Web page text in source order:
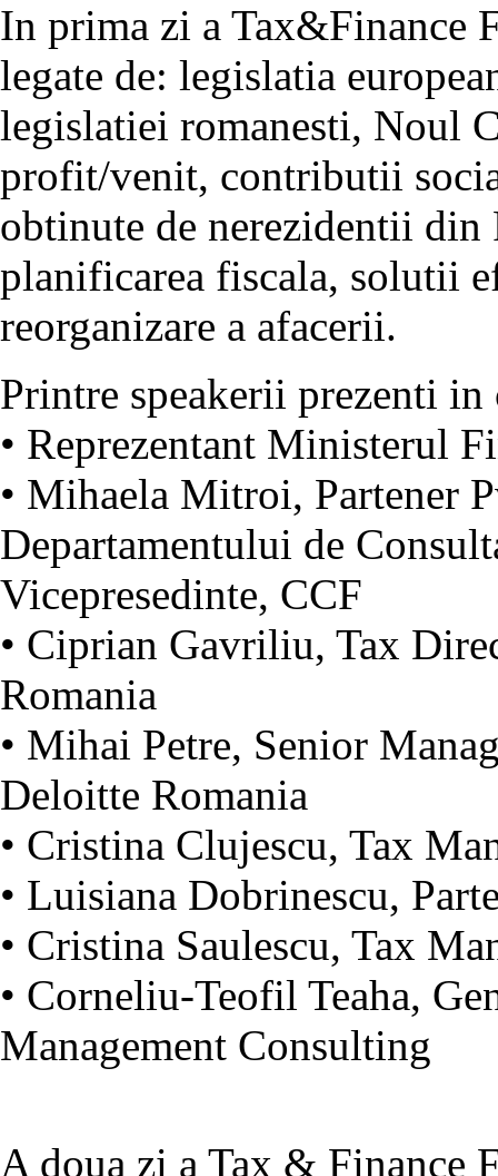
In prima zi a Tax&Finance
legate de: legislatia
legislatiei romanesti, Noul
profit/venit, contributii
obtinute de nerezidentii din
planificarea fiscala, solutii
reorganizare a afacerii.
Printre speakerii prezenti
• Reprezentant Ministerul
• Mihaela Mitroi, Partener
Departamentului de
Vicepresedinte, CCF
• Ciprian Gavriliu, Tax
Romania
• Mihai Petre, Senior
Deloitte Romania
• Cristina Clujescu, Tax
• Luisiana Dobrinescu,
• Cristina Saulescu, Tax
• Corneliu-Teofil Teaha,
Management Consulting
A doua zi a Tax & Finance